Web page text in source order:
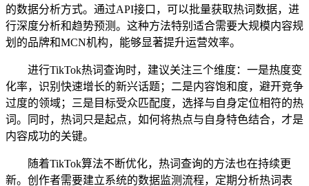
的数据分析方式。通过API接口，可以批量获取热词数据，进
行深度分析和趋势预测。这种方法特别适合需要大规模内容规
划的品牌和MCN机构，能够显著提升运营效率。
进行TikTok热词查询时，建议关注三个维度：一是热度变
化率，识别快速增长的新兴话题；二是内容饱和度，避开竞争
过度的领域；三是目标受众匹配度，选择与自身定位相符的热
词。同时，热词只是起点，如何将热点与自身特色结合，才是
内容成功的关键。
随着TikTok算法不断优化，热词查询的方法也在持续更
新。创作者需要建立系统的数据监测流程，定期分析热词表